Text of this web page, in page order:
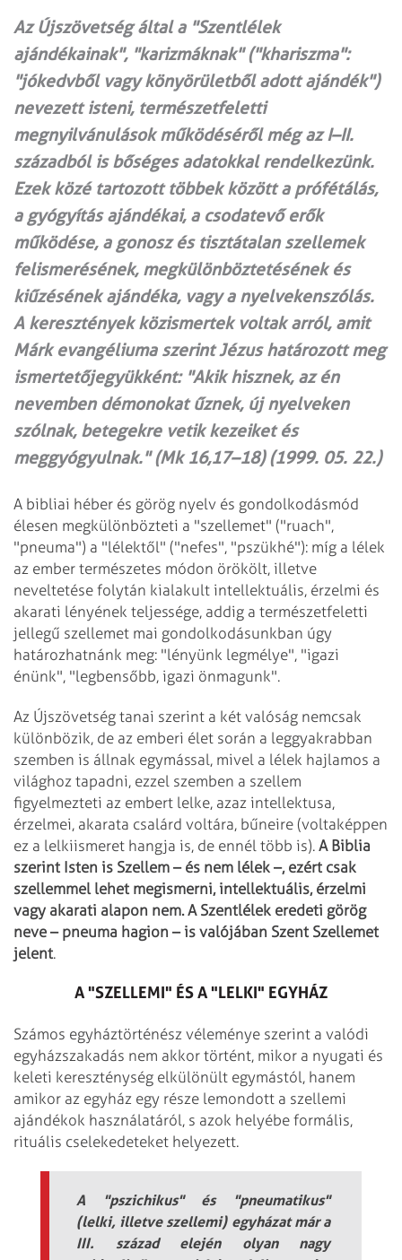
Az Újszövetség által a "Szentlélek
ajándékainak", "karizmáknak" ("khariszma":
"jókedvből vagy könyörületből adott ajándék")
nevezett isteni, természetfeletti
megnyilvánulások működéséről még az I–II.
századból is bőséges adatokkal rendelkezünk.
Ezek közé tartozott többek között a prófétálás,
a gyógyítás ajándékai, a csodatevő erők
működése, a gonosz és tisztátalan szellemek
felismerésének, megkülönböztetésének és
kiűzésének ajándéka, vagy a nyelvekenszólás.
A keresztények közismertek voltak arról, amit
Márk evangéliuma szerint Jézus határozott meg
ismertetőjegyükként: "Akik hisznek, az én
nevemben démonokat űznek, új nyelveken
szólnak, betegekre vetik kezeiket és
meggyógyulnak." (Mk 16,17–18) (1999. 05. 22.)
A bibliai héber és görög nyelv és gondolkodásmód
élesen megkülönbözteti a "szellemet" ("ruach",
"pneuma") a "lélektől" ("nefes", "pszükhé"): míg a lélek
az ember természetes módon örökölt, illetve
neveltetése folytán kialakult intellektuális, érzelmi és
akarati lényének teljessége, addig a természetfeletti
jellegű szellemet mai gondolkodásunkban úgy
határozhatnánk meg: "lényünk legmélye", "igazi
énünk", "legbensőbb, igazi önmagunk".
Az Újszövetség tanai szerint a két valóság nemcsak
különbözik, de az emberi élet során a leggyakrabban
szemben is állnak egymással, mivel a lélek hajlamos a
világhoz tapadni, ezzel szemben a szellem
figyelmezteti az embert lelke, azaz intellektusa,
érzelmei, akarata csalárd voltára, bűneire (voltaképpen
ez a lelkiismeret hangja is, de ennél több is). A Biblia
szerint Isten is Szellem – és nem lélek –, ezért csak
szellemmel lehet megismerni, intellektuális, érzelmi
vagy akarati alapon nem. A Szentlélek eredeti görög
neve – pneuma hagion – is valójában Szent Szellemet
jelent.
A "SZELLEMI" ÉS A "LELKI" EGYHÁZ
Számos egyháztörténész véleménye szerint a valódi
egyházszakadás nem akkor történt, mikor a nyugati és
keleti kereszténység elkülönült egymástól, hanem
amikor az egyház egy része lemondott a szellemi
ajándékok használatáról, s azok helyébe formális,
rituális cselekedeteket helyezett.
A "pszichikus" és "pneumatikus"
(lelki, illetve szellemi) egyházat már a
III. század elején olyan nagy